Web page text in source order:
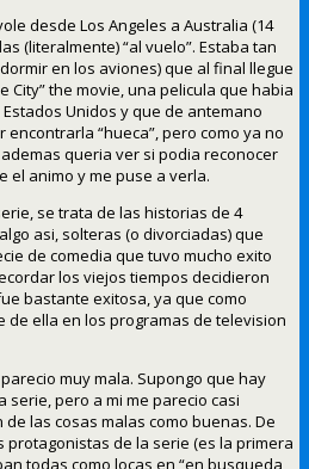
desde Los Angeles a Australia (14
(literalmente) “al vuelo”. Estaba tan
en los aviones) que al final llegue
City” the movie, una pelicula que habia
Unidos y que de antemano
“hueca”, pero como ya no
queria ver si podia reconocer
el animo y me puse a verla.
se trata de las historias de 4
asi, solteras (o divorciadas) que
de comedia que tuvo mucho exito
los viejos tiempos decidieron
bastante exitosa, ya que como
de ella en los programas de television
muy mala. Supongo que hay
serie, pero a mi me parecio casi
las cosas malas como buenas. De
protagonistas de la serie (es la primera
todas como locas en “en busqueda